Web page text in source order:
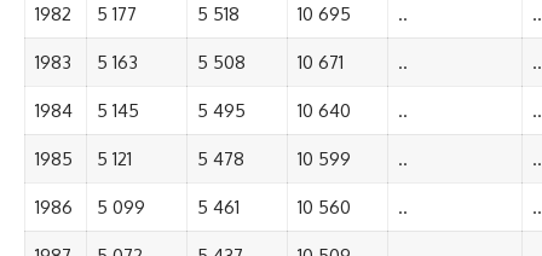
1982 5 177 5 518 10 695 .. ..
1983 5 163 5 508 10 671 .. ..
1984 5 145 5 495 10 640 .. ..
1985 5 121 5 478 10 599 .. ..
1986 5 099 5 461 10 560 .. ..